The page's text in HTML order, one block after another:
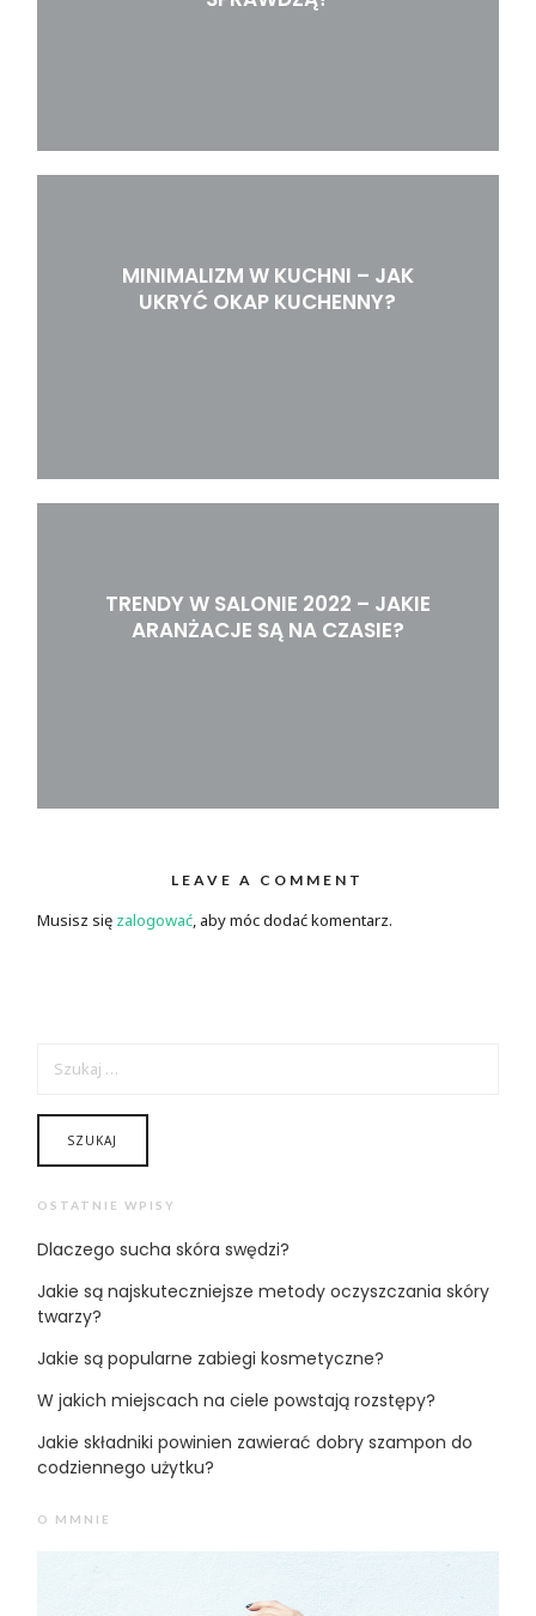
MINIMALIZM W KUCHNI – JAK
UKRYĆ OKAP KUCHENNY?
TRENDY W SALONIE 2022 – JAKIE
ARANŻACJE SĄ NA CZASIE?
LEAVE A COMMENT
Musisz się zalogować, aby móc dodać komentarz.
OSTATNIE WPISY
Dlaczego sucha skóra swędzi?
Jakie są najskuteczniejsze metody oczyszczania skóry
twarzy?
Jakie są popularne zabiegi kosmetyczne?
W jakich miejscach na ciele powstają rozstępy?
Jakie składniki powinien zawierać dobry szampon do
codziennego użytku?
O MMNIE